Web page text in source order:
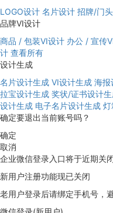
LOGO设计 名片设计 招牌/门头
品牌VI设计
商品 / 包装VI设计 办公 / 宣传
计 查看所有
设计生成
名片设计生成 VI设计生成 海报
拉宝设计生成 奖状/证书设计
设计生成 电子名片设计生成 灯
确定要退出当前账号吗？
确定
取消
企业微信登录入口将于近期关
新用户注册功能现已关闭
老用户登录后请绑定手机号，